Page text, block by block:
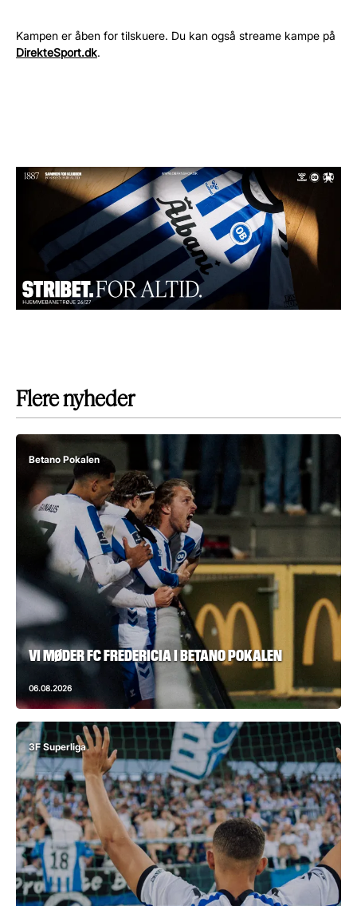
Kampen er åben for tilskuere. Du kan også streame kampe på
DirekteSport.dk.
Flere nyheder
Betano Pokalen
VI MØDER FC FREDERICIA I BETANO POKALEN
06.08.2026
3F Superliga